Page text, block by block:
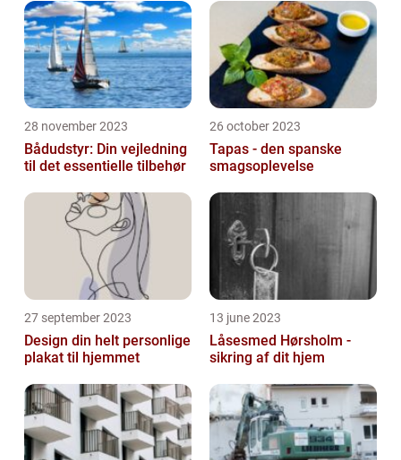
28 november 2023
Bådudstyr: Din vejledning
til det essentielle tilbehør
26 october 2023
Tapas - den spanske
smagsoplevelse
27 september 2023
Design din helt personlige
plakat til hjemmet
13 june 2023
Låsesmed Hørsholm -
sikring af dit hjem